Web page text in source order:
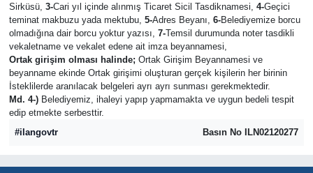
Sirküsü, 3-Cari yıl içinde alınmış Ticaret Sicil Tasdiknamesi, 4-Geçici
teminat makbuzu yada mektubu, 5-Adres Beyanı, 6-Belediyemize borcu
olmadığına dair borcu yoktur yazısı, 7-Temsil durumunda noter tasdikli
vekaletname ve vekalet edene ait imza beyannamesi,
Ortak girişim olması halinde; Ortak Girişim Beyannamesi ve
beyanname ekinde Ortak girişimi oluşturan gerçek kişilerin her birinin
İsteklilerde aranılacak belgeleri ayrı ayrı sunması gerekmektedir.
Md. 4-)Belediyemiz, ihaleyi yapıp yapmamakta ve uygun bedeli tespit
edip etmekte serbesttir.
#ilangovtr
Basın No ILN02120277